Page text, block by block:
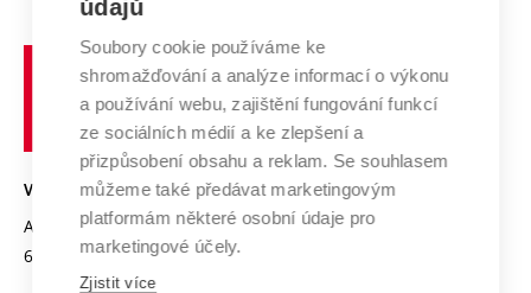
Systém zajišťování kvality výzkumu
Výzkumné infrastruktury
Transfer znalostí
Open Science
Projekty
Projekty ze strukturálních fondů
Specifický výzkum
Zahraniční spolupráce
Spolupráce se školami
Služby univerzity
Mezinárodní dohody
Univerzitní sítě
Profil univerzity
Udržitelná univerzita
Podnikavá univerzita / ContriBUTe
Bezpečná univerzita
Vyznamenání
Organizační struktura
učení
technické
VYSOKÉ UČENÍ TECHNICKÉ V BRNĚ
Antonínská 548/1
602 00 Brno
www.vut.cz
vut@vutbr.cz
údajů
Soubory cookie používáme ke
shromažďování a analýze informací o výkonu
a používání webu, zajištění fungování funkcí
ze sociálních médií a ke zlepšení a
přizpůsobení obsahu a reklam. Se souhlasem
můžeme také předávat marketingovým
platformám některé osobní údaje pro
marketingové účely.
Zjistit více